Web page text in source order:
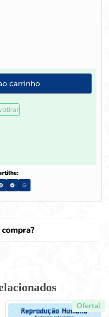
carrinho
Oferta!